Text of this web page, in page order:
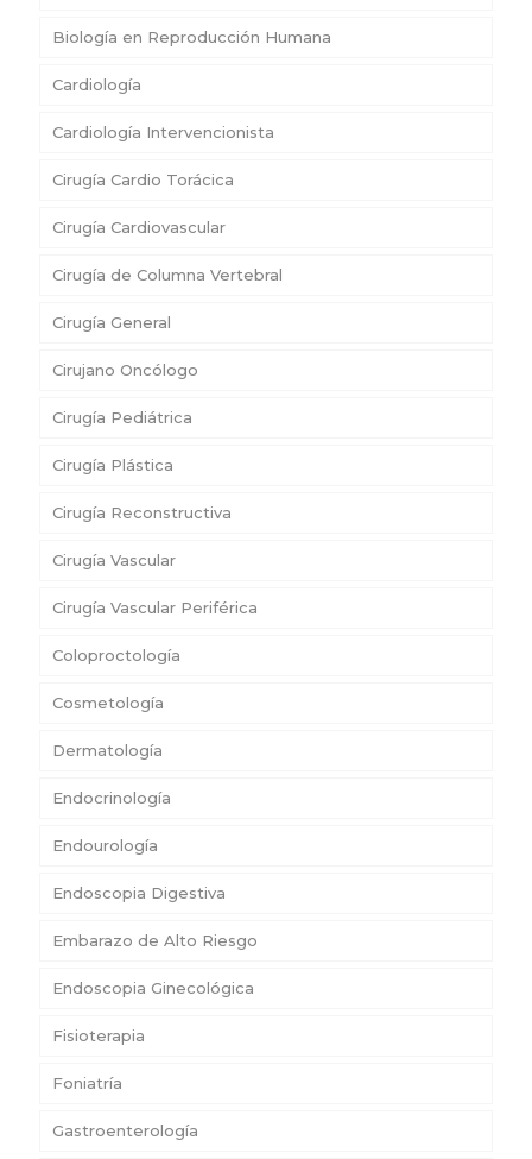
Biología en Reproducción Humana
Cardiología
Cardiología Intervencionista
Cirugía Cardio Torácica
Cirugía Cardiovascular
Cirugía de Columna Vertebral
Cirugía General
Cirujano Oncólogo
Cirugía Pediátrica
Cirugía Plástica
Cirugía Reconstructiva
Cirugía Vascular
Cirugía Vascular Periférica
Coloproctología
Cosmetología
Dermatología
Endocrinología
Endourología
Endoscopia Digestiva
Embarazo de Alto Riesgo
Endoscopia Ginecológica
Fisioterapia
Foniatría
Gastroenterología